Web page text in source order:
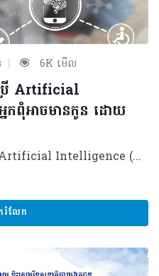
| 6K មើល
រើ Artificial
ពុំអាចមានកូន ដោយ
តើគ្រប់គ្នាធ្លាប់បានឮ ឬស្គាល់អំពី Artificial Intelligence (AI) ដែរឬទេ? ដឹងទេថាវាមានគុណសម្បត្តិអ្វីខ្លះ ដល់ផ្នែកសុខាភិបាល? Artificial Intelligence (AI) ឬMachine Intelligence ជាភាពវ័យឆ្លាត មួយបញ្ជាតាមម៉ាស៊ីន ផ្ទុយពី Natural Intelligence ដែលមនុស្ស ឬសត្វជាអ្នកធ្វើ។ បច្ចុប្បន្ន ភាពវ័យឆ្លាត និងរហ័សរបស់ Artificial Intelligence (AI) នេះ កំពុងមានការចាប់អារម្មណ៍ពីបណ្តាអ្នកវិទ្យាសាស្រ្តផ្នែកផ្សេងៗជាច្រើន។ ជាក់ស្តែង ថ្មីៗនេះ មាននិស្សិតផ្នែកវេជ្ជសាស្រ្តនៃសាកលវិទ្យាល័យ New South Wales ប្រទេសអូស្ត្រាលី បានប្រើប្រាស់ AI ដើម្បីជួយដល់អ្នក ឯកទេសអំប្រ៊ីយ៉ុង ក្នុងការបង្កើនសមត្ថភាពមនុស្សមួយចំនួនដែលពុំអាចមានកូនបាន។ វិធីសាស្ត្រនេះធ្វើឡើងដោយយកមេជីវិតញី និងមេជីវិតឈ្មោលដាក់ ចូលគ្នានៅក្នុងមន្ទីរពិសោធន៍ និងតាមរយៈបច្ចេកទេសមួយហៅថា In Vitro Fertilization (IVF)។ ការរកឃើញនេះធ្វើឡើងបន្ទាប់ពីលោក Aengus Tran អាយុ២៤ឆ្នាំ ជានិស្សិតបរិញ្ញាបត្រឆ្នាំចុងក្រោយ ទទួលបានចំណេះដឹង បន្ថែមពីវេជ្ជបណ្ឌិត Simon Cooke ដែលជាអ្នកចាត់ការទូទៅនៃ In Vitro Fertilization (IVF) របស់ប្រទេសអូស្ត្រាលី អំពីរបៀបដែលអ្នកឯកទេសអំប្រ៊ីយ៉ុង ធ្វើការវាយតម្លៃលើក្រុមអំប្រ៊ីយ៉ុង ដោយពឹងផ្អែកលើរូបរាងកាយនៃកម្រិតការវិវឌ្ឍ មុននឹងអាចវិនិច្ឆ័យថា អំប្រ៊ីយ៉ុងអាចផ្តល់ជាលទ្ធផលក្នុងការមាន ផៃ្ទពោះបាន។ Aengus Tran ប្រធានទិន្នន័យវិទ្យាសាស្ត្រនៃ Harrison-AI បានបញ្ជាក់ថា Artificial Intelligence អាចជួយសម្រួលក្នុងការវិនិច្ឆ័យលើអំប្រ៊ីយ៉ុងបានកាន់តែរហ័ស និងប្រសើរជាង ដោយពឹងផ្អែកទៅលើ Machine Learning ដែលមានការសិក្សាលើភាពជោគជ័យ និងបរាជ័យនៃរាប់ពាន់អំប្រ៊ីយ៉ុងពីមុនៗ ដោយស្ថិតនៅក្រោមប្រព័ន្ធមួយ ដែលសព្វថ្ងៃគេហៅថា Ivy។ គួរបញ្ជាក់ថា Ivy ជាប្រព័ន្ធស្វ័យប្រវត្តិនៃ Artificial Intelligence មួយ សិក្សាអំពីអំប្រ៊ីយ៉ុង ដែលវិភាគតាមរយៈការវិវឌ្ឍនៃអំប្រ៊ីយ៉ុងនូវគ្រប់ដំណាក់កាលតាមរបៀប 3D ហើយវាអាចវិភាគមើលដំណើរការការវិវឌ្ឍនៃបេះដូងរបស់ទារកបាន។ សកម្មភាពទាំងនេះ មិនមែនមកពីការបញ្ជាដោយមនុស្សឡើយ គឺមកពីការស្គាល់ដោយខ្លួនឯងពីការធ្វើតេស្តរាប់ពាន់នៃអំប្រ៊ីយ៉ុង និងការដឹងពីការវិវឌ្ឍនៃបេះដូង របស់ទារករួចទៅហើយ ដូចនេះវាវិវឌ្ឍខ្លួនកាន់តែប្រសើរឡើងក្នុងការជ្រើសរើសអំប្រ៊ីយ៉ុង។ បច្ចុប្បន្ន Harrison-AI ដែលបង្កើតដោយលោក Aengus Tran និងលោក Dimitry Tran ជាបងប្អូនបង្កើតនឹងគ្នា បានចាប់ដៃគូសហការជាមួយ Virtus Health ដែលជាក្រុមហ៊ុនឈានមុខគេមួយនៅប្រទេសអូស្ត្រាលី ក្នុងការផ្តល់សេវាកម្មជំនួយលើផ្នែកបន្តពូជ ហើយបាននាំយកបច្ចេកវិទ្យា Ivy ទៅកាន់គ្លីនិកផ្នែក IVF នៅប្រទេសអូស្ត្រាលី និងទៅកាន់តំបន់អឺរ៉ុបនៅពេលខាងមុខផងដែរ។ Harrison-AI សង្ឃឹមថាអាចប្រើប្រាស់បច្ចេកវិទ្យាថ្មីដើម្បីជួយអ្នកជំងឺផ្សេងៗដូចជា ជំងឺសួត និងជំងឺភ្នែកជាដើម។ ពួកគេ កំពុងសិក្សាពីរបៀបក្នុងការស្វែងរកជំងឺរបេងដោយប្រើប្រាស់ Artificial Intelligence (AI) ហើយយកទៅប្រើប្រាស់ក្នុងប្រទេសវៀតណាមដែលជាកន្លែងកំណើតរបស់ពួកគេ។ ឯកសារយោង៖ -https://newsroom.unsw.edu.au/news/science-tech/unsw-students-pioneering-artificial-intelligence-boosts-ivf-success -http://americanpregnancy.org/infertility/in-vitro-fertilization/ ©2018 រក្សាសិទ្ធិគ្រប់យ៉ាង​ដោយ Healthtime Corporation ចំពោះគ្រប់អត្ថបទដោយគ្មានផ្នែកណាមួយត្រូវបោះពុម្ពផ្សាយចូល ប្រព័ន្ធអ៊ីនធឺណែតឧបករណ៍អេឡិចត្រូនិកអាត់ជាសំឡេងឬថតចំលងគ្រប់រូបភាពដោយគ្មានការអនុញ្ញាតឡើយ
រំលែក